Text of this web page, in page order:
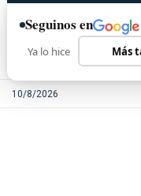
10/8/2026
Seguinos en
Ya lo hice Más